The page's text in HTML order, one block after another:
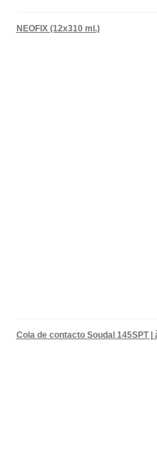
NEOFIX (12x310 ml.)
Cola de contacto Soudal 145SPT